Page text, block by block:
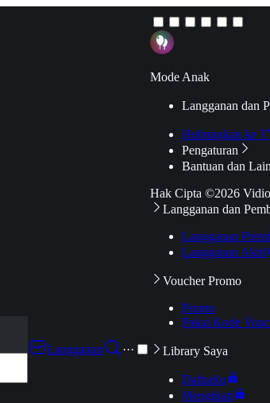
Langganan
···
Mode Anak
Langganan dan
Hubungkan ke
Pengaturan
Bantuan dan
Hak Cipta ©2026
Langganan dan
Langganan
Langganan Aktif
Voucher Promo
Promo
Pakai Kode
Library Saya
Daftarku
Mengikuti